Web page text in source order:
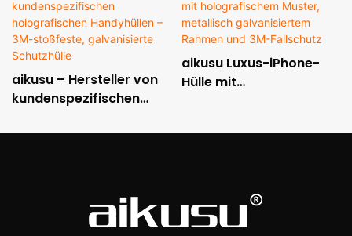
aikusu – Hersteller von
kundenspezifischen
Handyhüllen – 3M-
aikusu Luxus-iPhone-
Hülle mit
galvanisiertem Rahmen